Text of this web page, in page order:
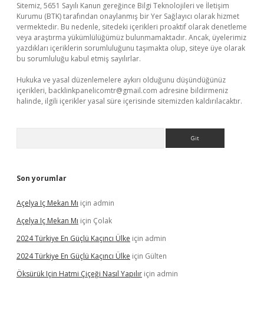
Sitemiz, 5651 Sayılı Kanun gereğince Bilgi Teknolojileri ve İletişim
Kurumu (BTK) tarafından onaylanmış bir Yer Sağlayıcı olarak hizmet
vermektedir. Bu nedenle, sitedeki içerikleri proaktif olarak denetleme
veya araştırma yükümlülüğümüz bulunmamaktadır. Ancak, üyelerimiz
yazdıkları içeriklerin sorumluluğunu taşımakta olup, siteye üye olarak
bu sorumluluğu kabul etmiş sayılırlar.
Hukuka ve yasal düzenlemelere aykırı olduğunu düşündüğünüz
içerikleri, backlinkpanelicomtr@gmail.com adresine bildirmeniz
halinde, ilgili içerikler yasal süre içerisinde sitemizden kaldırılacaktır.
Son yorumlar
Açelya Iç Mekan Mı için admin
Açelya Iç Mekan Mı için Çolak
2024 Türkiye En Güçlü Kaçıncı Ülke için admin
2024 Türkiye En Güçlü Kaçıncı Ülke için Gülten
Öksürük Için Hatmi Çiçeği Nasıl Yapılır için admin